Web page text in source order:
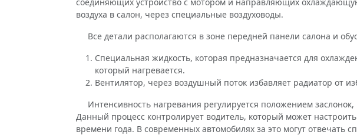
воздуха в салон, через специальные воздуховоды.
Все детали располагаются в зоне передней панели салона и
Специальная жидкость, которая предназначается для
который нагревается.
Вентилятор, через воздушный поток избавляет радиатор от
Интенсивность нагревания регулируется положением
Данный процесс контролирует водитель, который может
времени года. В современных автомобилях за это могут отвечать